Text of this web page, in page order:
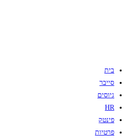
בית
סייבר
גיוסים
HR
פינטק
פרטיות